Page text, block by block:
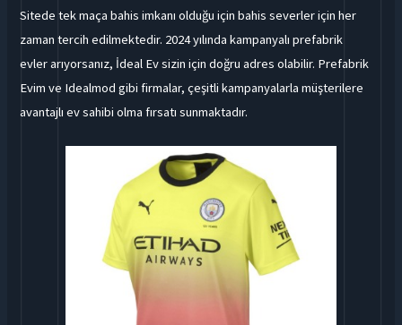
Sitede tek maça bahis imkanı olduğu için bahis severler için her
zaman tercih edilmektedir. 2024 yılında kampanyalı prefabrik
evler arıyorsanız, İdeal Ev sizin için doğru adres olabilir. Prefabrik
Evim ve Idealmod gibi firmalar, çeşitli kampanyalarla müşterilere
avantajlı ev sahibi olma fırsatı sunmaktadır.